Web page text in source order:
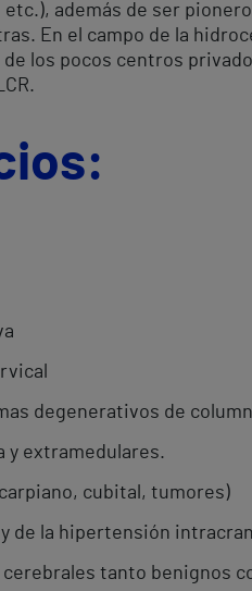
además de ser
En el campo de la
los pocos centros
degenerativos de
y extramedulares.
cubital, tumores)
de la hipertensión
tanto benignos